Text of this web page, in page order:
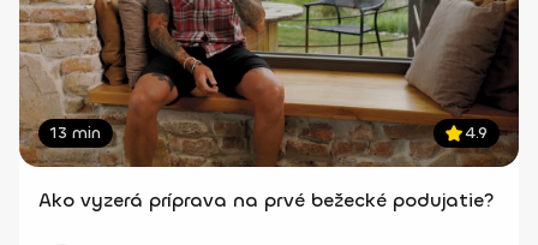
13 min 4.9
Ako vyzerá príprava na prvé bežecké podujatie?